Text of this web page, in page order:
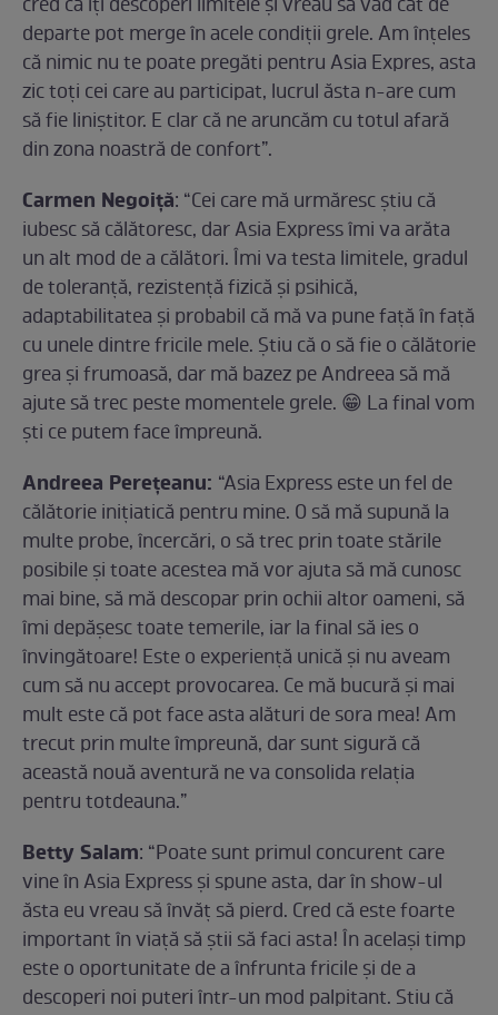
cred că îți descoperi limitele și vreau să văd cât de
departe pot merge în acele condiții grele. Am înțeles
că nimic nu te poate pregăti pentru Asia Expres, asta
zic toți cei care au participat, lucrul ăsta n-are cum
să fie liniștitor. E clar că ne aruncăm cu totul afară
din zona noastră de confort”.
Carmen Negoiță: “Cei care mă urmăresc ştiu că
iubesc să călătoresc, dar Asia Express îmi va arăta
un alt mod de a călători. Îmi va testa limitele, gradul
de toleranţă, rezistenţă fizică şi psihică,
adaptabilitatea şi probabil că mă va pune faţă în faţă
cu unele dintre fricile mele. Ştiu că o să fie o călătorie
grea şi frumoasă, dar mă bazez pe Andreea să mă
ajute să trec peste momentele grele. 😁 La final vom
şti ce putem face împreună.
Andreea Perețeanu: “Asia Express este un fel de
călătorie iniţiatică pentru mine. O să mă supună la
multe probe, încercări, o să trec prin toate stările
posibile şi toate acestea mă vor ajuta să mă cunosc
mai bine, să mă descopar prin ochii altor oameni, să
îmi depăşesc toate temerile, iar la final să ies o
învingătoare! Este o experienţă unică şi nu aveam
cum să nu accept provocarea. Ce mă bucură şi mai
mult este că pot face asta alături de sora mea! Am
trecut prin multe împreună, dar sunt sigură că
această nouă aventură ne va consolida relaţia
pentru totdeauna.”
Betty Salam: “Poate sunt primul concurent care
vine în Asia Express și spune asta, dar în show-ul
ăsta eu vreau să învăț să pierd. Cred că este foarte
important în viață să știi să faci asta! În același timp
este o oportunitate de a înfrunta fricile și de a
descoperi noi puteri într-un mod palpitant. Stiu că